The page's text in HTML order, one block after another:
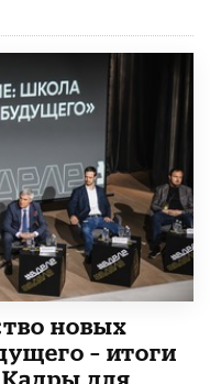
новых
– итоги
для